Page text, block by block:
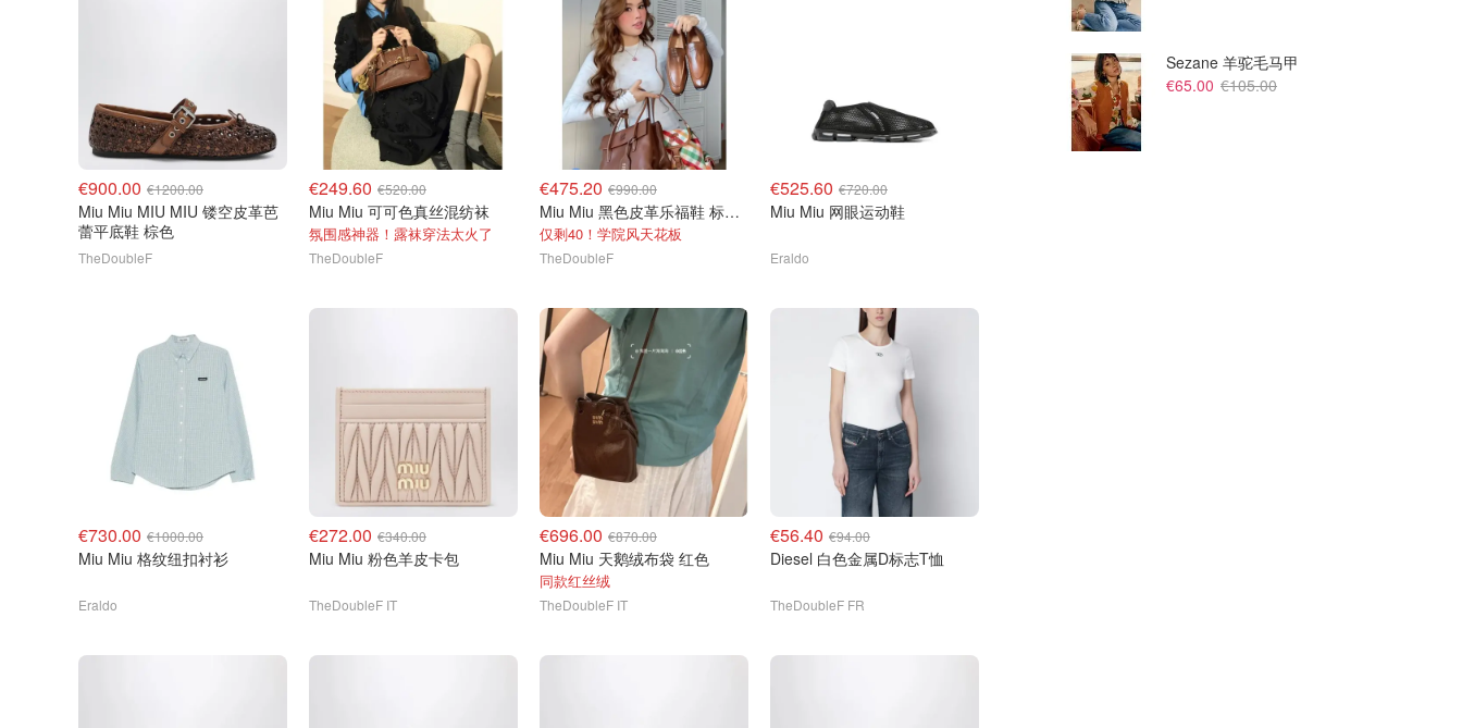
€900.00 €1200.00
Miu Miu MIU MIU 镂空皮革芭
蕾平底鞋 棕色
TheDoubleF
€249.60 €520.00
Miu Miu 可可色真丝混纺袜
氛围感神器！露袜穿法太火了
TheDoubleF
€475.20 €990.00
Miu Miu 黑色皮革乐福鞋 标志款
仅剩40！学院风天花板
TheDoubleF
€525.60 €720.00
Miu Miu 网眼运动鞋
Eraldo
€730.00 €1000.00
Miu Miu 格纹纽扣衬衫
Eraldo
€272.00 €340.00
Miu Miu 粉色羊皮卡包
TheDoubleF IT
€696.00 €870.00
Miu Miu 天鹅绒布袋 红色
同款红丝绒
TheDoubleF IT
€56.40 €94.00
Diesel 白色金属D标志T恤
TheDoubleF FR
Sezane 羊驼毛马甲
€65.00 €105.00